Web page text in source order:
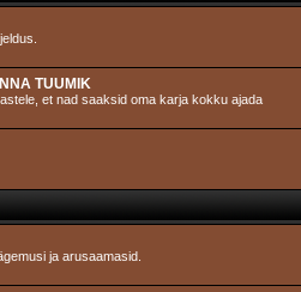
TUUMIK
et nad saaksid oma karja kokku ajada
ja arusaamasid.